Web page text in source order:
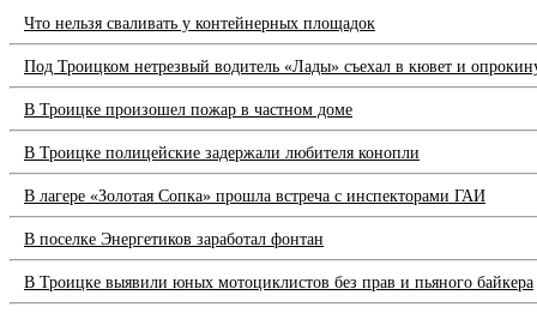
Что нельзя сваливать у контейнерных площадок
Под Троицком нетрезвый водитель «Лады» съехал в кювет и
В Троицке произошел пожар в частном доме
В Троицке полицейские задержали любителя конопли
В лагере «Золотая Сопка» прошла встреча с инспекторами ГАИ
В поселке Энергетиков заработал фонтан
В Троицке выявили юных мотоциклистов без прав и пьяного байкера